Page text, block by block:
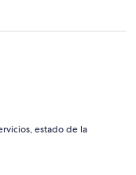
estado de la